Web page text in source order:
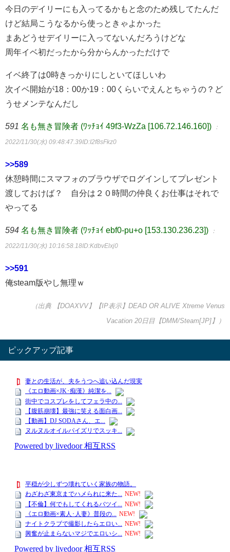
今日のデイリーにも入ってるかもと念のため残してたんだ
けど結局こうなるから使っときゃよかった
まあどうせデイリーに入ってないんだろうけどな
周年イベ初だったから分からんかっただけで
イベ終了は0時きっかりにしといてほしいわ
次イベ開始が18：00か19：00くらいでえんとちゃうの？ど
うせメンテなんだし
591 名も無き冒険者 (ﾜｯﾁｮｲ 49f3-WzZa [106.72.146.160]) ：
2022/11/30(水) 09:48:47.39ID:I2f8sFkz0
>>589
休憩時間にスマフォのブラウザでログインしてプレゼント
渡しておけば？ 自分は２０時間の仲良くお仕事はそれで
やってる
594 名も無き冒険者 (ﾜｯﾁｮｲ ebf0-pu+o [153.130.236.23]) ：
2022/11/30(水) 10:16:58.18ID:KdbvElxj0
>>591
俺steam版やし無理ｗ
（出典 【DOAXVV】【IP表示】DEAD OR ALIVE Xtreme Venus
Vacation 20日目【DMM/Steam[JP]】）
ピックアップ記事